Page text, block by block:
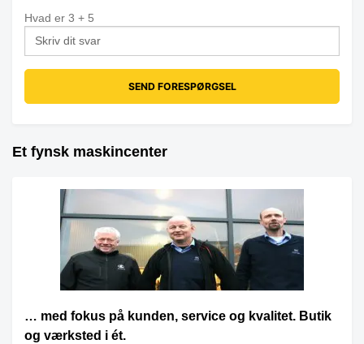
Hvad er 3 + 5
Et fynsk maskincenter
… med fokus på kunden, service og kvalitet. Butik
og værksted i ét.